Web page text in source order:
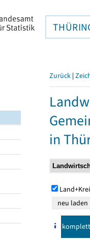
Zurück |
in
komplett